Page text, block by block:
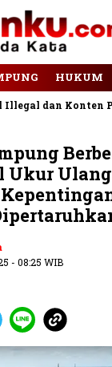
HUKUM
dan Konten
Ukur Ulang
- 08:25 WIB